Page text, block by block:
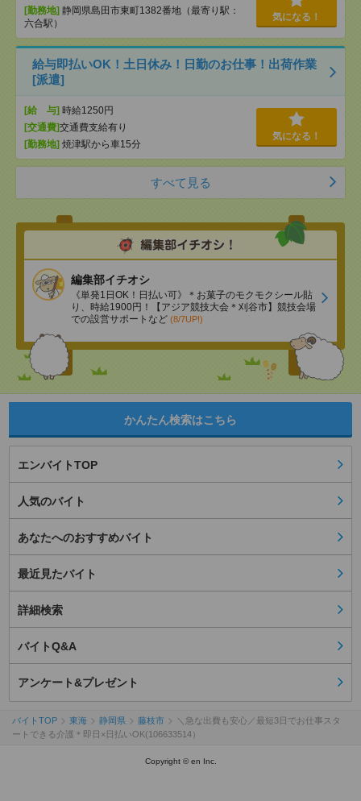
[勤務地] 静岡県島田市東町1382番地（最寄り駅：
六合駅）
気になる！
給与即払いOK！土日休み！日勤のお仕事！出荷作業
[派遣]
[給 与] 時給1250円
[交通費]交通費支給有り
[勤務地] 焼津駅から車15分
気になる！
すべて見る
編集部イチオシ
《単発1日OK！日払い可》＊お菓子のモクモクシール貼
り、時給1900円！【アジア競技大会＊刈谷市】競技会場
での設営サポートなど (8/7UP!)
かんたん検索はこちら
エンバイトTOP
人気のバイト
あなたへのおすすめバイト
最近見たバイト
詳細検索
バイトQ&A
アンケート&プレゼント
バイトTOP 東海 静岡県 藤枝市
＼急な出費も安心／最短3日でお仕事スタ
ートできる介護＊即日×日払いOK(106633514）
Copyright © en Inc.